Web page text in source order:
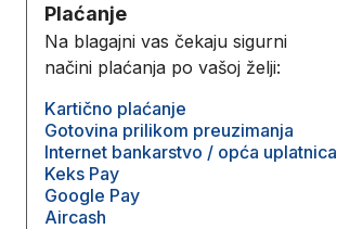
Plaćanje
Na blagajni vas čekaju sigurni
načini plaćanja po vašoj želji:
Kartično plaćanje
Gotovina prilikom preuzimanja
Internet bankarstvo / opća uplatnica
Keks Pay
Google Pay
Aircash